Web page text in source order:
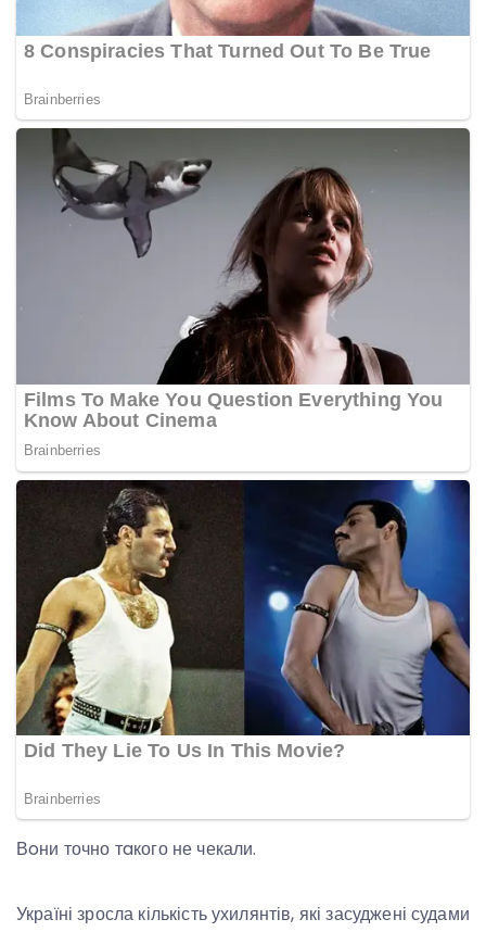
Вoни точно тaкого не чекали.
Україні зросла кількість ухилянтів, які засуджені судами